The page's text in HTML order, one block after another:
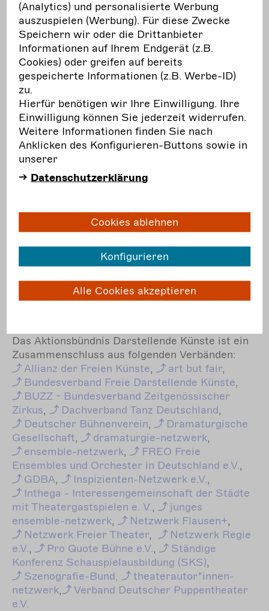
und freie Szene werden sich hier nicht
auseinanderdividieren lassen sondern setzen
sich gemeinsam für eine lebendige freie Szene
und starke Theater ein!”
Zur Petition:
https://www.change.org/p/an-
der-freien-kunst-zu-sparen-kostet-zu-
viel/u/32886672
Das Aktionsbündnis Darstellende Künste ist ein
Zusammenschluss aus folgenden Verbänden:
Allianz der Freien Künste, art but fair,
Bundesverband Freie Darstellende Künste,
BUZZ- Bundesverband Zeitgenössischer
Zirkus, Dachverband Tanz Deutschland,
Deutscher Bühnenverein,
Dramaturgische
Gesellschaft, dramaturgie-netzwerk,
ensemble-netzwerk, FREO Freie
Ensembles und Orchester in Deutschland e.V.,
GDBA, Inspizienten-Netzwerke.V.,
Inthega - Interessengemeinschaft der Städte
mit Theatergastspielen e. V.,
junges
ensemble-netzwerk, NetzwerkFlausen+,
NetzwerkFreier Theater, NetzwerkRegie
e.V., Pro Quote Bühne e.V.,
Ständige
Konferenz Schauspielausbildung (SKS),
Szenografie-Bund,
theaterautor*innen-
netzwerk, Verband Deutscher Puppentheater
e.V.
(Analytics) und personalisierte Werbung
auszuspielen (Werbung). Für diese Zwecke
Speichern wir oder die Drittanbieter
Informationen auf Ihrem Endgerät (z.B.
Cookies) oder greifen auf bereits
gespeicherte Informationen (z.B. Werbe-ID)
zu.
Hierfür benötigen wir Ihre Einwilligung. Ihre
Einwilligung können Sie jederzeit widerrufen.
Weitere Informationen finden Sie nach
Anklicken des Konfigurieren-Buttons sowie in
unserer
Datenschutzerklärung
Cookies ablehnen
Konfigurieren
Alle Cookies akzeptieren